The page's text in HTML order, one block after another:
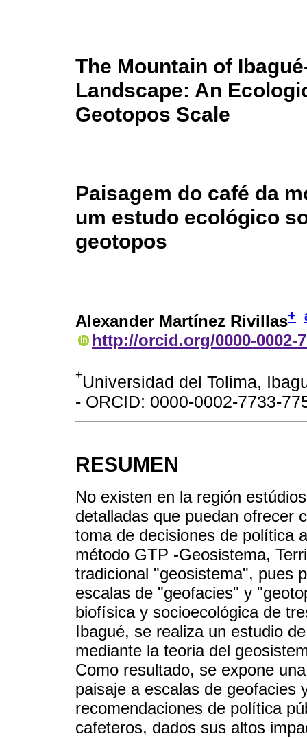
The Mountain of
Landscape: An
Geotopos Scale
Paisagem do café da
um estudo ecológico
geotopos
Alexander Martínez Rivillas+
http://orcid.org/0000-0002-
+Universidad del Tolima,
- ORCID: 0000-0002-7733-
RESUMEN
No existen en la región
detalladas que puedan ofrecer
toma de decisiones de política
método GTP -Geosistema,
tradicional "geosistema", pues
escalas de "geofacies" y
biofísica y socioecológica de
Ibagué, se realiza un estudio
mediante la teoria del
Como resultado, se expone
paisaje a escalas de geofacies
recomendaciones de política
cafeteros, dados sus altos